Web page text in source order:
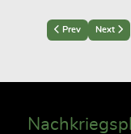
Previous article:
Prev Next
Next